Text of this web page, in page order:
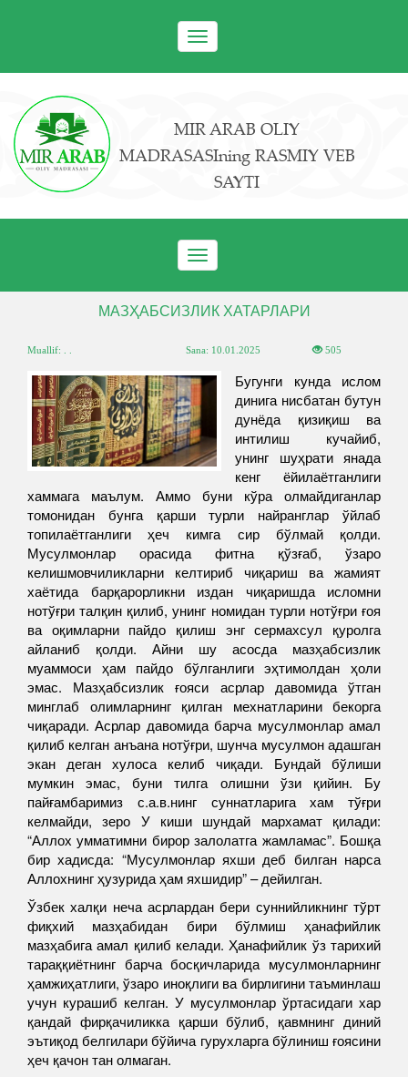
Toggle
navigation
MIR ARAB OLIY
MADRASASIning RASMIY VEB
SAYTI
Toggle
navigation
МАЗҲАБСИЗЛИК ХАТАРЛАРИ
Muallif: . . Sana: 10.01.2025 505
Бугунги кунда ислом
динига нисбатан бутун
дунёда қизиқиш ва
интилиш кучайиб,
унинг шуҳрати янада
кенг ёйилаётганлиги
хаммага маълум. Аммо буни кўра олмайдиганлар
томонидан бунга қарши турли найранглар ўйлаб
топилаётганлиги ҳеч кимга сир бўлмай қолди.
Мусулмонлар орасида фитна қўзғаб, ўзаро
келишмовчиликларни келтириб чиқариш ва жамият
хаётида барқарорликни издан чиқаришда исломни
нотўғри талқин қилиб, унинг номидан турли нотўғри ғоя
ва оқимларни пайдо қилиш энг сермахсул қуролга
айланиб қолди. Айни шу асосда мазҳабсизлик
муаммоси ҳам пайдо бўлганлиги эҳтимолдан ҳоли
эмас. Мазҳабсизлик ғояси асрлар давомида ўтган
минглаб олимларнинг қилган мехнатларини бекорга
чиқаради. Асрлар давомида барча мусулмонлар амал
қилиб келган анъана нотўғри, шунча мусулмон адашган
экан деган хулоса келиб чиқади. Бундай бўлиши
мумкин эмас, буни тилга олишни ўзи қийин. Бу
пайғамбаримиз с.а.в.нинг суннатларига хам тўғри
келмайди, зеро У киши шундай мархамат қилади:
“Аллох умматимни бирор залолатга жамламас”. Бошқа
бир хадисда: “Мусулмонлар яхши деб билган нарса
Аллохнинг ҳузурида ҳам яхшидир” – дейилган.
Ўзбек халқи неча асрлардан бери суннийликнинг тўрт
фиқхий мазҳабидан бири бўлмиш ҳанафийлик
мазҳабига амал қилиб келади. Ҳанафийлик ўз тарихий
тараққиётнинг барча босқичларида мусулмонларнинг
ҳамжиҳатлиги, ўзаро иноқлиги ва бирлигини таъминлаш
учун курашиб келган. У мусулмонлар ўртасидаги хар
қандай фирқачиликка қарши бўлиб, қавмнинг диний
эътиқод белгилари бўйича гурухларга бўлиниш ғоясини
ҳеч қачон тан олмаган.